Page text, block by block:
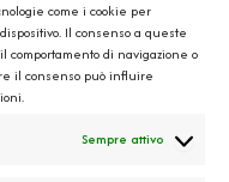
come i cookie per
Il consenso a queste
di navigazione o
il consenso può influire
Sempre attivo
curiosa, o hai
benvenutə! […]